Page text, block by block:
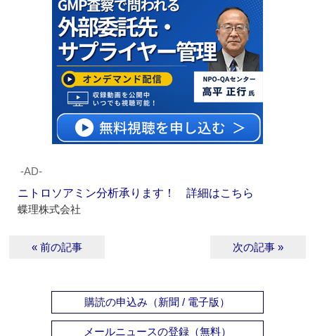
‐AD‐
ニトロソアミン分析承ります！ 詳細はこちら
蝶理株式会社
« 前の記事 次の記事 »
購読の申込み（新聞 / 電子版）
メールニュースの登録（無料）